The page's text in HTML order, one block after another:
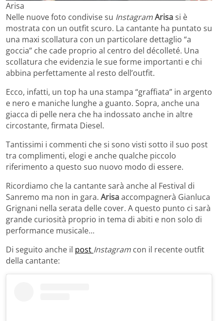
Arisa
Nelle nuove foto condivise su InstagramArisasi è
mostrata con un outfit scuro. La cantante ha puntato su
una maxi scollatura con un particolare dettaglio “a
goccia” che cade proprio al centro del décolleté. Una
scollatura che evidenzia le sue forme importanti e chi
abbina perfettamente al resto dell’outfit.
Ecco, infatti, un top ha una stampa “graffiata” in argento
e nero e maniche lunghe a guanto. Sopra, anche una
giacca di pelle nera che ha indossato anche in altre
circostante, firmata Diesel.
Tantissimi i commenti che si sono visti sotto il suo post
tra complimenti, elogi e anche qualche piccolo
riferimento a questo suo nuovo modo di essere.
Ricordiamo che la cantante sarà anche al Festival di
Sanremo ma non in gara. Arisaaccompagnerà Gianluca
Grignani nella serata delle cover. A questo punto ci sarà
grande curiosità proprio in tema di abiti e non solo di
performance musicale…
Di seguito anche il post Instagram con il recente outfit
della cantante: